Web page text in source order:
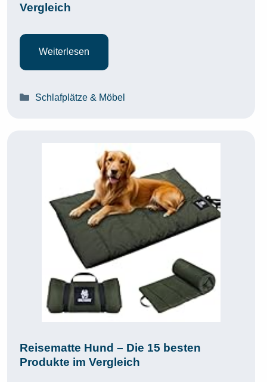
Vergleich
Weiterlesen
Kategorien
Schlafplätze & Möbel
Reisematte Hund – Die 15 besten
Produkte im Vergleich